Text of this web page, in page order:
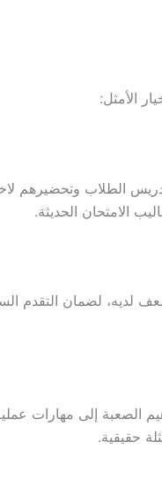
الأمثل:
الطلاب وتحضيرهم
الامتحان الحديثة.
لديه، لضمان التقدم
الصعبة إلى مهارات
حقيقية.